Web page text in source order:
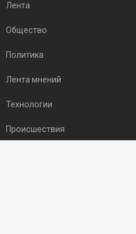
Лента
Общество
Политика
Лента мнений
Технологии
Происшествия